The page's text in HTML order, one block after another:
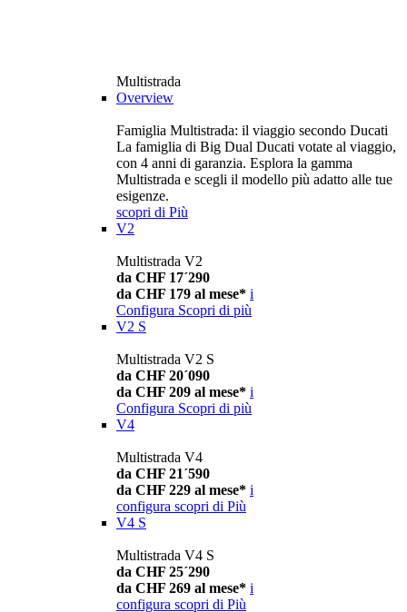
Multistrada
Overview
Famiglia Multistrada: il viaggio secondo Ducati
La famiglia di Big Dual Ducati votate al viaggio,
con 4 anni di garanzia. Esplora la gamma
Multistrada e scegli il modello più adatto alle tue
esigenze.
scopri di Più
V2
Multistrada V2
da CHF 17´290
da CHF 179 al mese* i
Configura Scopri di più
V2 S
Multistrada V2 S
da CHF 20´090
da CHF 209 al mese* i
Configura Scopri di più
V4
Multistrada V4
da CHF 21´590
da CHF 229 al mese* i
configura scopri di Più
V4 S
Multistrada V4 S
da CHF 25´290
da CHF 269 al mese* i
configura scopri di Più